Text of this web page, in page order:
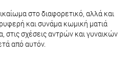
στο διαφορετικό, αλλά και
και συνάμα κωμική ματιά
στις σχέσεις αντρών και γυναικών
από αυτόν.